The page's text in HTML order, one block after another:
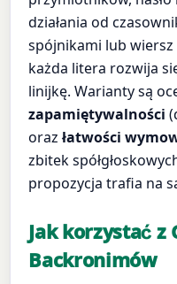
działania od
spójnikami lub
każda litera rozwija
linijkę. Warianty są
zapamiętywalności
orazłatwości
zbitek
propozycja trafia na
Jak korzystać z
Backronimów